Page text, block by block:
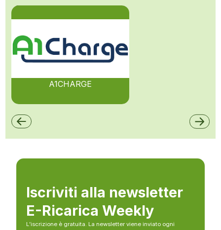
A1CHARGE
Iscriviti alla newsletter
E-Ricarica Weekly
L’iscrizione è gratuita. La newsletter viene inviato ogni